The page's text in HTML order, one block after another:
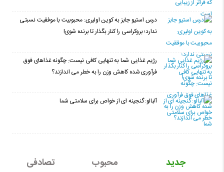
درس استیو جابز به کوین اولیری: محبوبیت با موفقیت نسبتی
ندارد؛ بروکراسی را کنار بگذار تا برنده شوی!
رژیم غذایی شما به تنهایی کافی نیست: چگونه غذاهای فوق
فرآوری شده کاهش وزن را به خطر می اندازند؟
آلبالو: گنجینه ای از خواص برای سلامتی شما
جدید محبوب تصادفی